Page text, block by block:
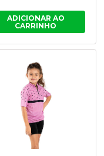
ADICIONAR AO
CARRINHO